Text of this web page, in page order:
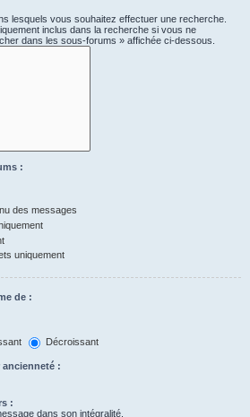
lesquels vous souhaitez effectuer une recherche.
inclus dans la recherche si vous ne
dans les sous-forums » affichée ci-dessous.
:
des messages
uniquement
de :
Décroissant
:
:
dans son intégralité.